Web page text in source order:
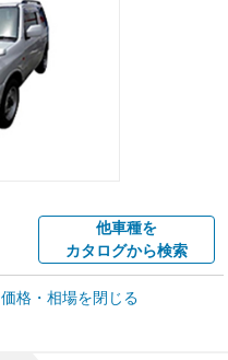
他車種を
カタログから検索
車買取相場
価格・相場を閉じる